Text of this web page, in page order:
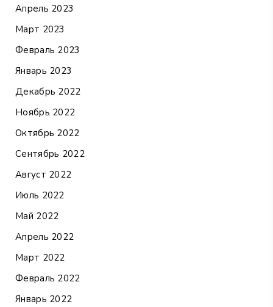
Апрель 2023
Март 2023
Февраль 2023
Январь 2023
Декабрь 2022
Ноябрь 2022
Октябрь 2022
Сентябрь 2022
Август 2022
Июль 2022
Май 2022
Апрель 2022
Март 2022
Февраль 2022
Январь 2022